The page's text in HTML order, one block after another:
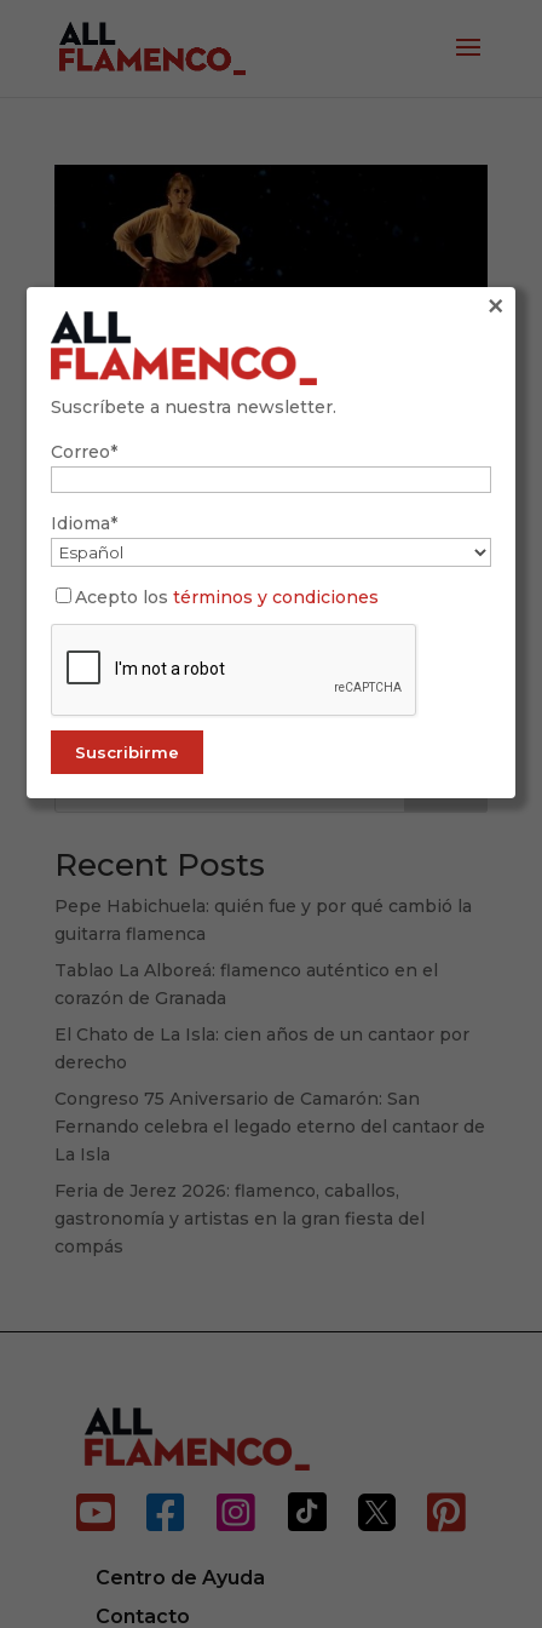
Guía completa del baile por bulerías:
El alma festiva del flamenco: baile por bulerías
Pocas manifestaciones del flamenco transmiten
popular y el ingenio rítmico, representa una
Recent Posts
Pepe Habichuela: quién fue y por qué cambió la
guitarra flamenca
Tablao La Alboreá: flamenco auténtico en el
corazón de Granada
El Chato de La Isla: cien años de un cantaor por
derecho
Congreso 75 Aniversario de Camarón: San
Fernando celebra el legado eterno del cantaor de
La Isla
Feria de Jerez 2026: flamenco, caballos,
gastronomía y artistas en la gran fiesta del
compás
     
Centro de Ayuda
Contacto
Suscríbete a nuestra newsletter.
Correo*
Idioma*
Acepto lostérminos y condiciones
×